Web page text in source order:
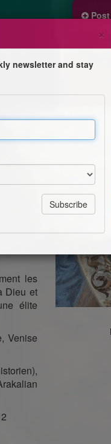
de
et
à qui
les
à
les
Dieu et
élite
Venise
×
newsletter and stay